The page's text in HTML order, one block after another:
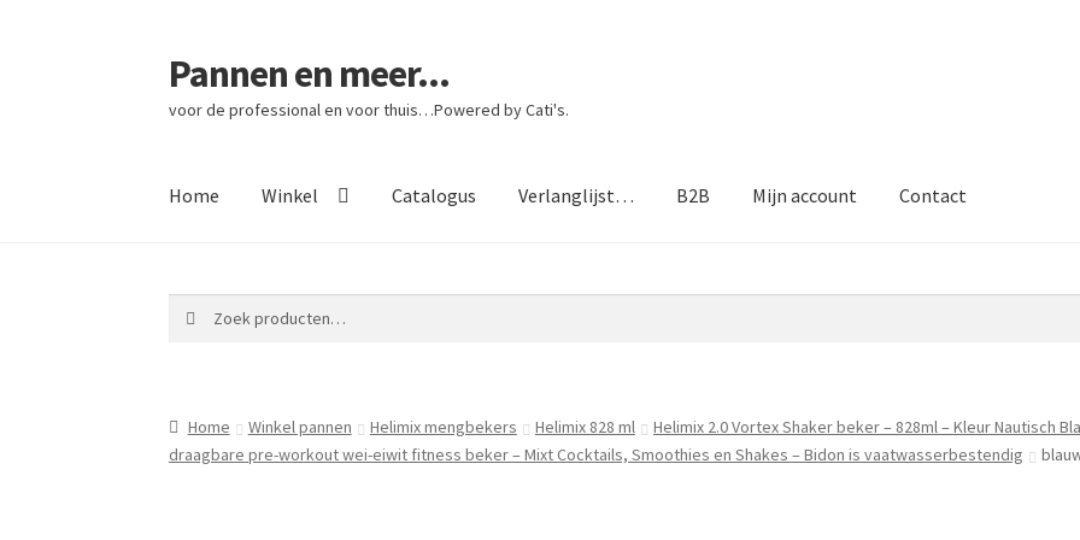
Ga
door
naar
Ga
naar
de
Pannen en meer...
voor de professional en voor thuis…Powered by Cati's.
Home Winkel Catalogus Verlanglijst… B2B Mijn account Contact
Home Winkel pannen Helimix mengbekers Helimix 828 ml
Helimix 2.0 Vortex Shaker beker – 828ml – Kleur Nautisch
draagbare pre-workout wei-eiwit fitness beker – Mixt Cocktails, Smoothies en Shakes – Bidon is vaatwasserbestendig